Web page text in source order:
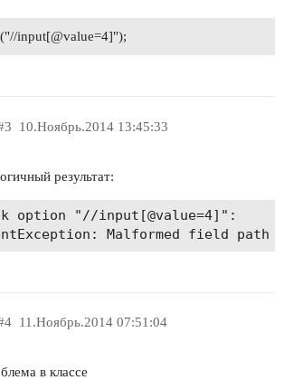
input[@value=4]");
10.Ноябрь.2014 13:45:33
результат:
option "//input[@value=4]":
Malformed field path
11.Ноябрь.2014 07:51:04
в классе